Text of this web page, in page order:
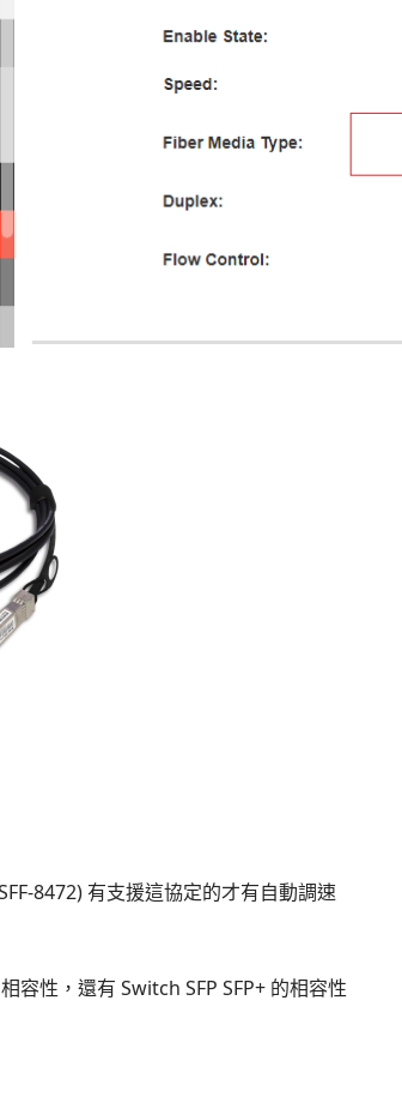
8472) 有支援這協定的才有自動調速
容性，還有 Switch SFP SFP+ 的相容性